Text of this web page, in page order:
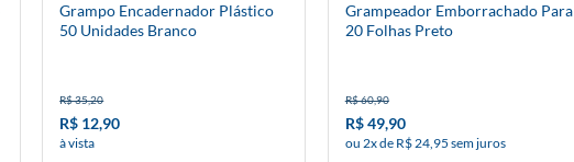
Grampo Encadernador Plástico
50 Unidades Branco
R$ 35,20
R$ 12,90
à vista
Grampeador Emborrachado Para
20 Folhas Preto
R$ 60,90
R$ 49,90
ou 2x de R$ 24,95 sem juros